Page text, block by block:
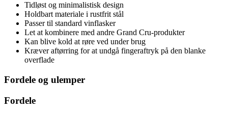
Tidløst og minimalistisk design
Holdbart materiale i rustfrit stål
Passer til standard vinflasker
Let at kombinere med andre Grand Cru-produkter
Kan blive kold at røre ved under brug
Kræver aftørring for at undgå fingeraftryk på den blanke
overflade
Fordele og ulemper
Fordele